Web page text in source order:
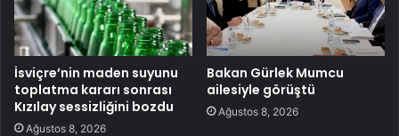
İsviçre’nin maden suyunu
toplatma kararı sonrası
Kızılay sessizliğini bozdu
Ağustos 8, 2026
Bakan Gürlek Mumcu
ailesiyle görüştü
Ağustos 8, 2026